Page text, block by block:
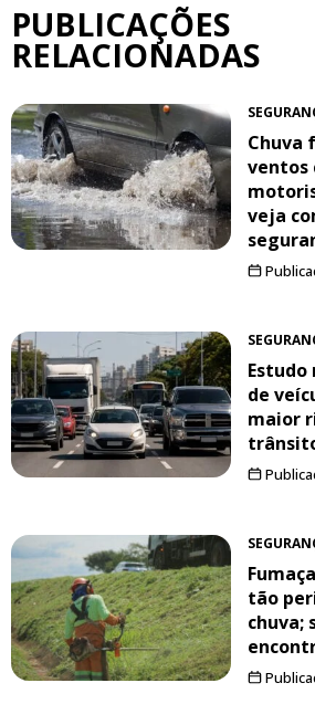
PUBLICAÇÕES
RELACIONADAS
Chuva
ventos
veja
de
maior
tão
chuva;